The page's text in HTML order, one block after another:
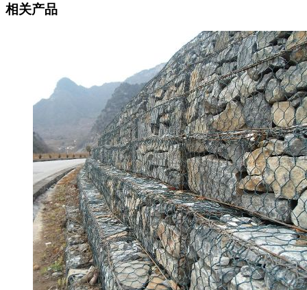
相关产品